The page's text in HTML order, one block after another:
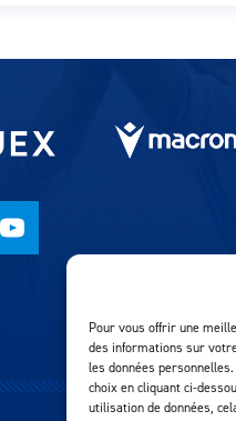
Pour vous offrir une
des informations sur
les données
choix en cliquant ci-
utilisation de données,